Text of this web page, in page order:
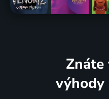
Znáte
výhody